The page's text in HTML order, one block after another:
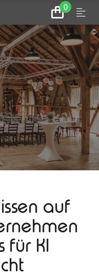
0
Zum
Warenkorb
Menu
auf
für KI
©